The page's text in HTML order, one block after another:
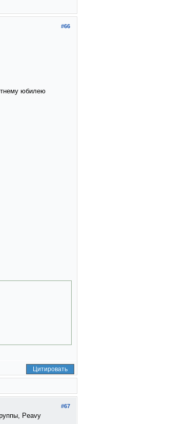
#66
юбилею
Цитировать
#67
Peavy